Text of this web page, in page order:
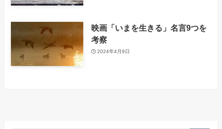
映画「いまを生きる」名言9つを
考察
2024年4月9日